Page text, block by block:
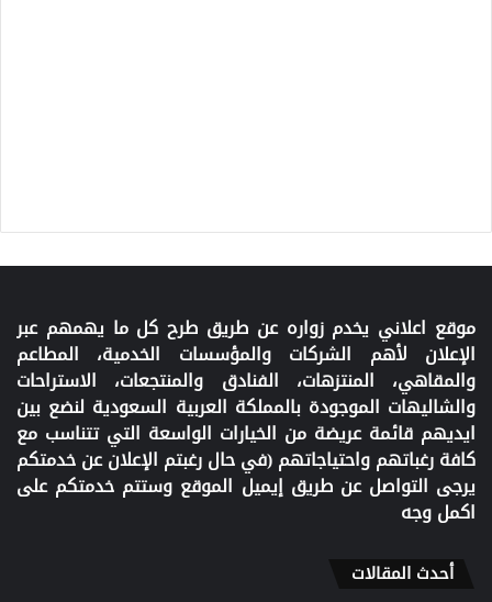
موقع اعلاني يخدم زواره عن طريق طرح كل ما يهمهم عبر
الإعلان لأهم الشركات والمؤسسات الخدمية، المطاعم
والمقاهي، المنتزهات، الفنادق والمنتجعات، الاستراحات
والشاليهات الموجودة بالمملكة العربية السعودية لنضع بين
ايديهم قائمة عريضة من الخيارات الواسعة التي تتناسب مع
كافة رغباتهم واحتياجاتهم (في حال رغبتم الإعلان عن خدمتكم
يرجى التواصل عن طريق إيميل الموقع وستتم خدمتكم على
اكمل وجه
أحدث المقالات